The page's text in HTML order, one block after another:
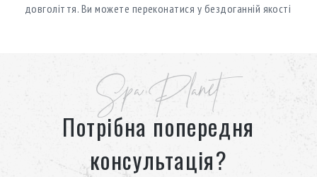
довголіття. Ви можете переконатися у бездоганній якості
У каталозі Spa Planet ви знайдете широкий асортимент
гідромасажних басейнів H20 Genesis, а наші консультанти
допоможуть обрати ідеальний для вас варіант.
Spa Planet
Потрібна попередня
консультація?